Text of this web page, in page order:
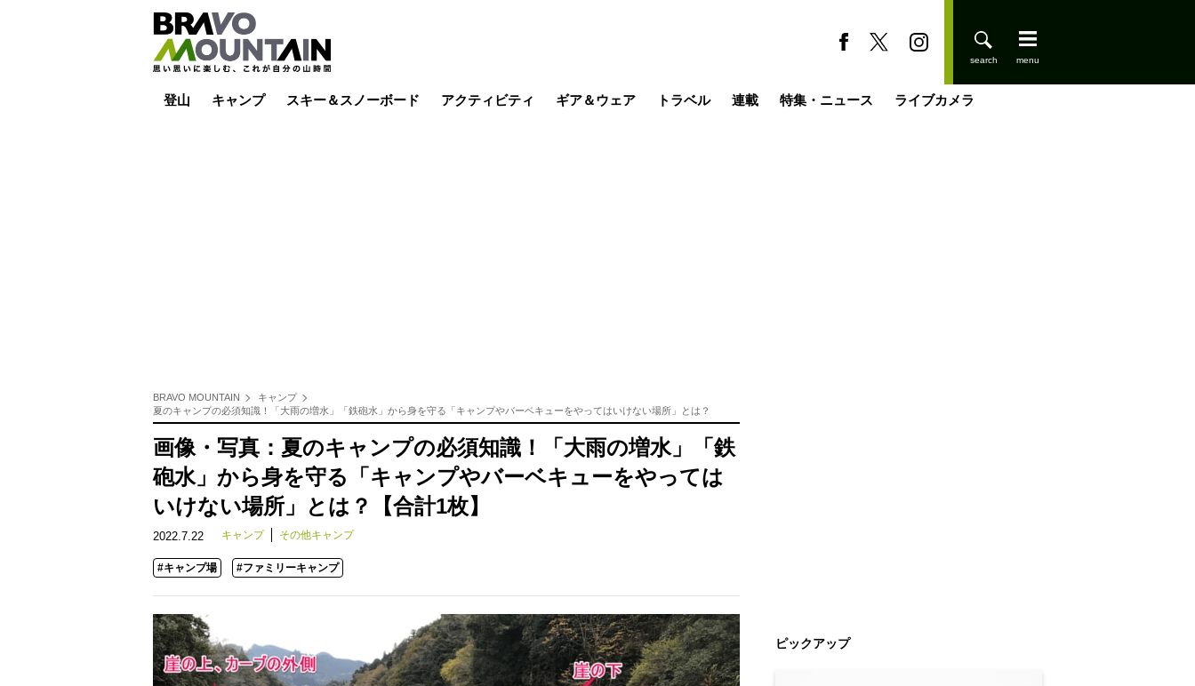
登山 キャンプ スキー＆スノーボード アクティビティ ギア＆ウェア トラベル 連載 特集・ニュース ライブカメラ
BRAVO MOUNTAIN
キャンプ
夏のキャンプの必須知識！「大雨の増水」「鉄砲水」から身を守る「キャンプやバーベキューをやってはいけない場所」とは？
画像・写真：夏のキャンプの必須知識！「大雨の増水」「鉄
砲水」から身を守る「キャンプやバーベキューをやっては
いけない場所」とは？【合計1枚】
2022.7.22 キャンプ その他キャンプ
#キャンプ場 #ファミリーキャンプ
ピックアップ